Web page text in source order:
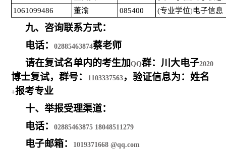
1061099486
董渝 085400 (专业学位)电子信息
九、咨询联系方式：
电话：02885463874蔡老师
请在复试名单内的考生加QQ群：川大电子2020
博士复试，群号： 1103337563 ，验证信息为：姓名
+报考专业
十、举报受理渠道：
电话：02885463875 18048511279
电子邮箱： 1019371668 @qq.com